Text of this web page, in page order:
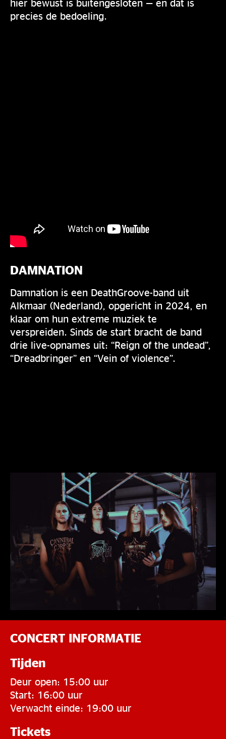
hier bewust is buitengesloten — en dat is
precies de bedoeling.
DAMNATION
Damnation is een DeathGroove-band uit
Alkmaar (Nederland), opgericht in 2024, en
klaar om hun extreme muziek te
verspreiden. Sinds de start bracht de band
drie live-opnames uit: “Reign of the undead”,
“Dreadbringer” en “Vein of violence”.
CONCERT INFORMATIE
Tijden
Deur open: 15:00 uur
Start: 16:00 uur
Verwacht einde: 19:00 uur
Tickets